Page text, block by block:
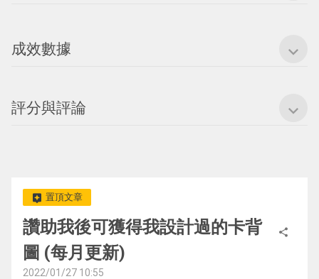
assistant 置頂文章
讚助我後可獲得我設計過的卡背
圖 (每月更新)
2022/01/27 10:55
share
成效數據 expand_more
評分與評論 expand_more